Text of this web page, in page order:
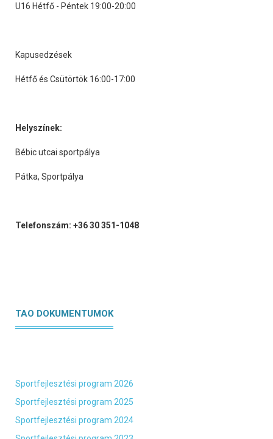
U16 Hétfő - Péntek 19:00-20:00
Kapusedzések
Hétfő és Csütörtök 16:00-17:00
Helyszínek:
Bébic utcai sportpálya
Pátka, Sportpálya
Telefonszám: +36 30 351-1048
TAO DOKUMENTUMOK
Sportfejlesztési program 2026
Sportfejlesztési program 2025
Sportfejlesztési program 2024